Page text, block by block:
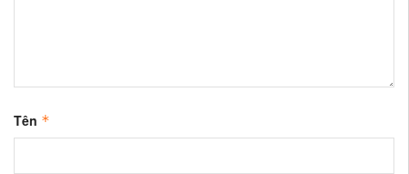
Tên *